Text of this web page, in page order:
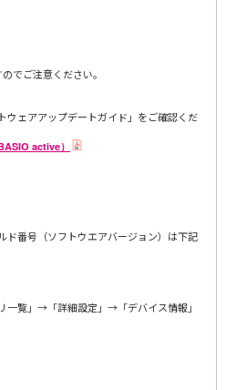
でご注意ください。
ウェアアップデートガイド」をご確認くだ
active）
ド番号（ソフトウエアバージョン）は下記
一覧」→「詳細設定」→「デバイス情報」